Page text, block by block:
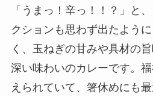
「うまっ！辛っ！！？」と
クションも思わず出たよう
く、玉ねぎの甘みや具材の
深い味わいのカレーです。
えられていて、箸休めにも最